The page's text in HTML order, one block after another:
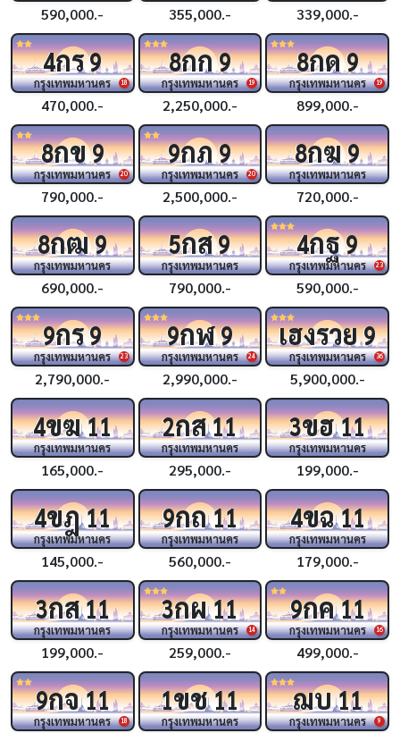
590,000.- 355,000.- 339,000.-
18
4กร9
กรุงเทพมหานคร
470,000.-
19
8กก9
กรุงเทพมหานคร
2,250,000.-
19
8กด9
กรุงเทพมหานคร
899,000.-
20
8กข9
กรุงเทพมหานคร
790,000.-
20
9กภ9
กรุงเทพมหานคร
2,500,000.-
8กฆ9
กรุงเทพมหานคร
720,000.-
8กฒ9
กรุงเทพมหานคร
690,000.-
5กส9
กรุงเทพมหานคร
790,000.-
23
4กฐ9
กรุงเทพมหานคร
590,000.-
23
9กร9
กรุงเทพมหานคร
2,790,000.-
24
9กฬ9
กรุงเทพมหานคร
2,990,000.-
36
เฮงรวย9
กรุงเทพมหานคร
5,900,000.-
4ขฆ11
กรุงเทพมหานคร
165,000.-
2กส11
กรุงเทพมหานคร
295,000.-
3ขฮ11
กรุงเทพมหานคร
199,000.-
4ขฎ11
กรุงเทพมหานคร
145,000.-
9กถ11
กรุงเทพมหานคร
560,000.-
4ขฉ11
กรุงเทพมหานคร
179,000.-
3กส11
กรุงเทพมหานคร
199,000.-
14
3กผ11
กรุงเทพมหานคร
259,000.-
16
9กค11
กรุงเทพมหานคร
499,000.-
18
9กจ11
กรุงเทพมหานคร
1ขช11
กรุงเทพมหานคร 9
ฌบ11
กรุงเทพมหานคร